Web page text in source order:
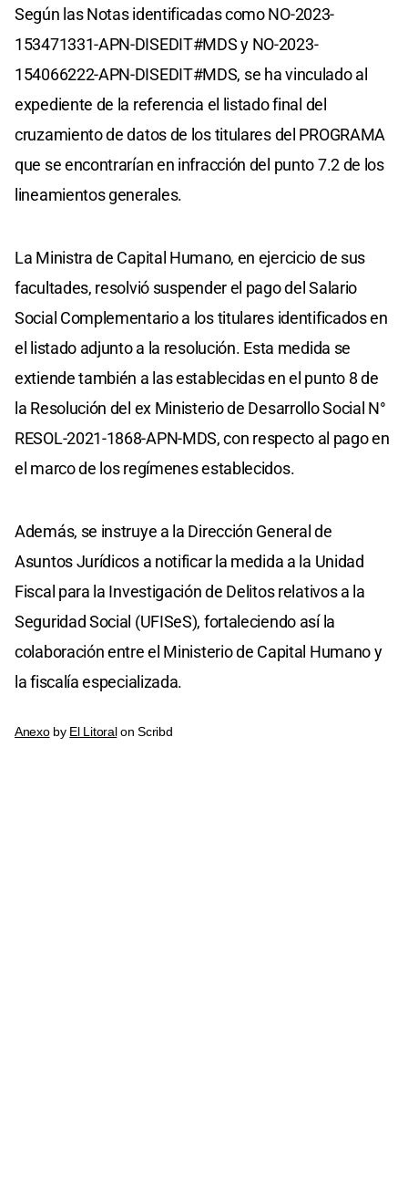
Según las Notas identificadas como NO-2023-
153471331-APN-DISEDIT#MDS y NO-2023-
154066222-APN-DISEDIT#MDS, se ha vinculado al
expediente de la referencia el listado final del
cruzamiento de datos de los titulares del PROGRAMA
que se encontrarían en infracción del punto 7.2 de los
lineamientos generales.
La Ministra de Capital Humano, en ejercicio de sus
facultades, resolvió suspender el pago del Salario
Social Complementario a los titulares identificados en
el listado adjunto a la resolución. Esta medida se
extiende también a las establecidas en el punto 8 de
la Resolución del ex Ministerio de Desarrollo Social N°
RESOL-2021-1868-APN-MDS, con respecto al pago en
el marco de los regímenes establecidos.
Además, se instruye a la Dirección General de
Asuntos Jurídicos a notificar la medida a la Unidad
Fiscal para la Investigación de Delitos relativos a la
Seguridad Social (UFISeS), fortaleciendo así la
colaboración entre el Ministerio de Capital Humano y
la fiscalía especializada.
Anexoby El Litoralon Scribd